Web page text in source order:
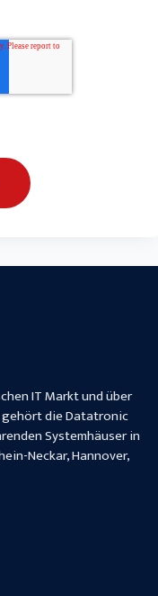
IT Markt und über
gehört die Datatronic
Systemhäuser in
Neckar, Hannover,